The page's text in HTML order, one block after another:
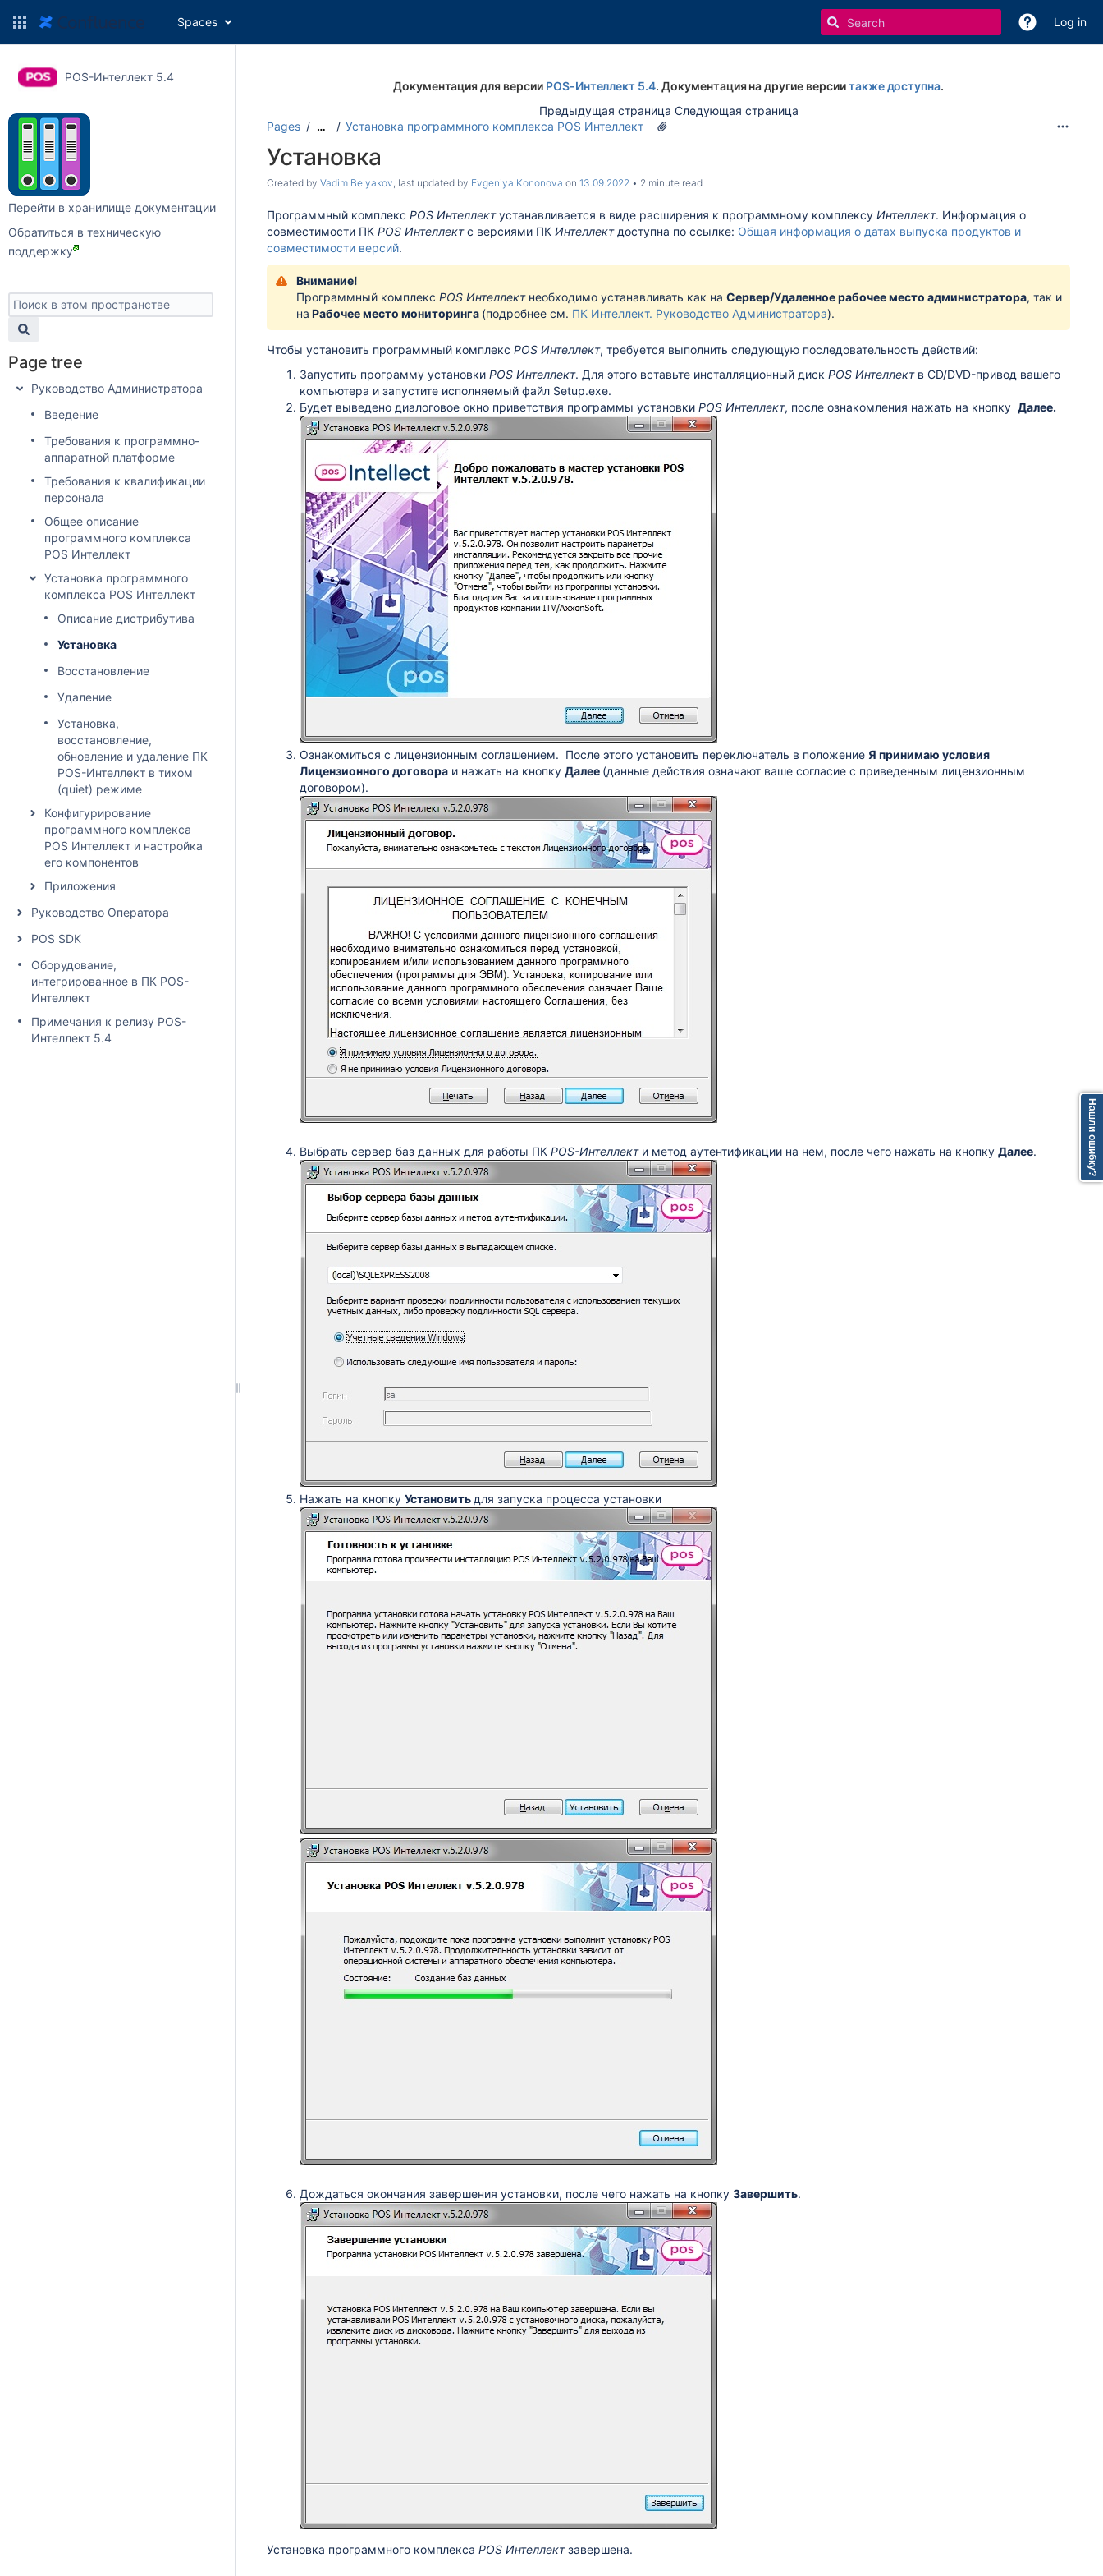
Spaces Log in
POS-Интеллект 5.4
Перейти в хранилище документации
Обратиться в техническую
поддержку
Page tree
Руководство Администратора
Введение
Требования к программно-
аппаратной платформе
Требования к квалификации
персонала
Общее описание
программного комплекса
POS Интеллект
Установка программного
комплекса POS Интеллект
Описание дистрибутива
Установка
Восстановление
Удаление
Установка,
восстановление,
обновление и удаление ПК
POS-Интеллект в тихом
(quiet) режиме
Конфигурирование
программного комплекса
POS Интеллект и настройка
его компонентов
Приложения
Руководство Оператора
POS SDK
Оборудование,
интегрированное в ПК POS-
Интеллект
Примечания к релизу POS-
Интеллект 5.4
Документация для версии POS-Интеллект 5.4. Документация на другие версиитакже доступна.
Предыдущая страница Следующая страница
Pages
… Установка программного комплекса POS Интеллект
Установка
Created by Vadim Belyakov, last updated by Evgeniya Kononova on 13.09.2022 2 minute read
Программный комплекс POS Интеллектустанавливается в виде расширения к программному комплексу Интеллект. Информация о
совместимости ПК POS Интеллектс версиями ПК Интеллектдоступна по ссылке: Общая информация о датах выпуска продуктов и
совместимости версий.
Внимание!
Программный комплекс POS Интеллект необходимо устанавливать как на Сервер/Удаленное рабочее место администратора, так и
на Рабочее место мониторинга (подробнее см. ПК Интеллект. Руководство Администратора).
Чтобы установить программный комплекс POS Интеллект, требуется выполнить следующую последовательность действий:
Запустить программу установки POS Интеллект. Для этого вставьте инсталляционный диск POS Интеллектв CD/DVD-привод вашего
компьютера и запустите исполняемый файл Setup.exe.
Будет выведено диалоговое окно приветствия программы установки POS Интеллект, после ознакомления нажать на кнопку Далее.
Ознакомиться с лицензионным соглашением. После этого установить переключатель в положение Я принимаю условия
Лицензионного договора и нажать на кнопку Далее (данные действия означают ваше согласие с приведенным лицензионным
договором).
Выбрать сервер баз данных для работы ПК POS-Интеллекти метод аутентификации на нем, после чего нажать на кнопку Далее.
Нажать на кнопку Установить для запуска процесса установки
Дождаться окончания завершения установки, после чего нажать на кнопку Завершить.
Установка программного комплекса POS Интеллектзавершена.
Нашли ошибку?